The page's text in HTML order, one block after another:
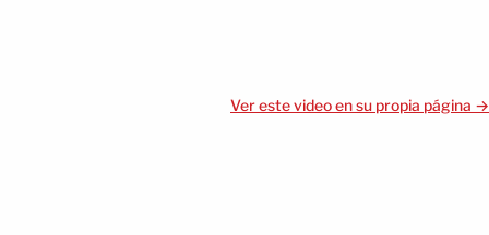
Ver este video en su propia página →